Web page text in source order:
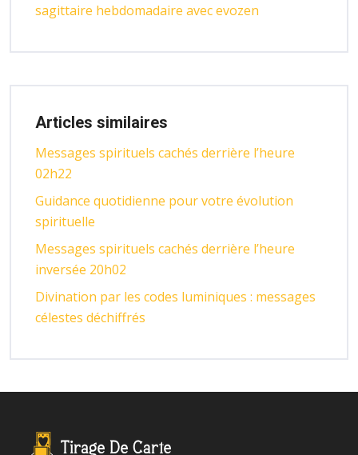
sagittaire hebdomadaire avec evozen
Articles similaires
Messages spirituels cachés derrière l’heure
02h22
Guidance quotidienne pour votre évolution
spirituelle
Messages spirituels cachés derrière l’heure
inversée 20h02
Divination par les codes luminiques : messages
célestes déchiffrés